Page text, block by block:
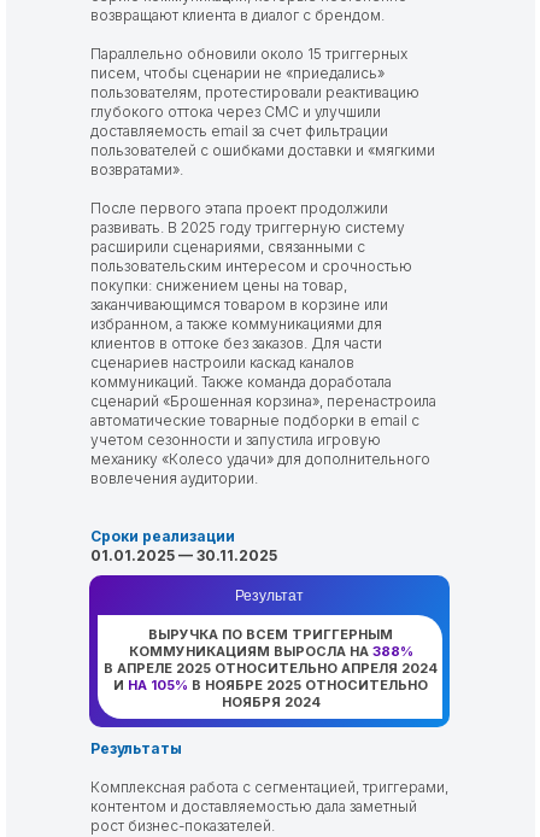
возвращают клиента в диалог с брендом.
Параллельно обновили около 15 триггерных
писем, чтобы сценарии не «приедались»
пользователям, протестировали реактивацию
глубокого оттока через СМС и улучшили
доставляемость email за счет фильтрации
пользователей с ошибками доставки и «мягкими
возвратами».
После первого этапа проект продолжили
развивать. В 2025 году триггерную систему
расширили сценариями, связанными с
пользовательским интересом и срочностью
покупки: снижением цены на товар,
заканчивающимся товаром в корзине или
избранном, а также коммуникациями для
клиентов в оттоке без заказов. Для части
сценариев настроили каскад каналов
коммуникаций. Также команда доработала
сценарий «Брошенная корзина», перенастроила
автоматические товарные подборки в email с
учетом сезонности и запустила игровую
механику «Колесо удачи» для дополнительного
вовлечения аудитории.
Сроки реализации
01.01.2025 — 30.11.2025
Результаты
Комплексная работа с сегментацией, триггерами,
контентом и доставляемостью дала заметный
рост бизнес-показателей.
Результат
ВЫРУЧКА ПО ВСЕМ ТРИГГЕРНЫМ
КОММУНИКАЦИЯМ ВЫРОСЛА НА 388%
В АПРЕЛЕ 2025 ОТНОСИТЕЛЬНО АПРЕЛЯ 2024
И НА 105% В НОЯБРЕ 2025 ОТНОСИТЕЛЬНО
НОЯБРЯ 2024